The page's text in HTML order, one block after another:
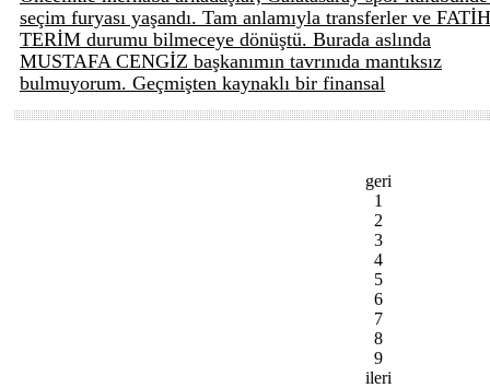
seçim furyası yaşandı. Tam anlamıyla transferler ve FATİH
TERİM durumu bilmeceye dönüştü. Burada aslında
MUSTAFA CENGİZ başkanımın tavrınıda mantıksız
bulmuyorum. Geçmişten kaynaklı bir finansal
geri
1
2
3
4
5
6
7
8
9
ileri